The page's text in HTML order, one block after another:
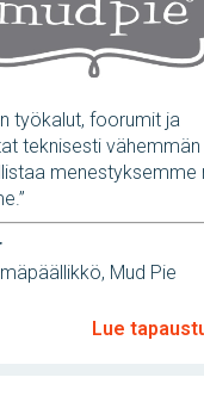
työkalut, foorumit ja
teknisesti vähemmän
menestyksemme
Mud Pie
Lue